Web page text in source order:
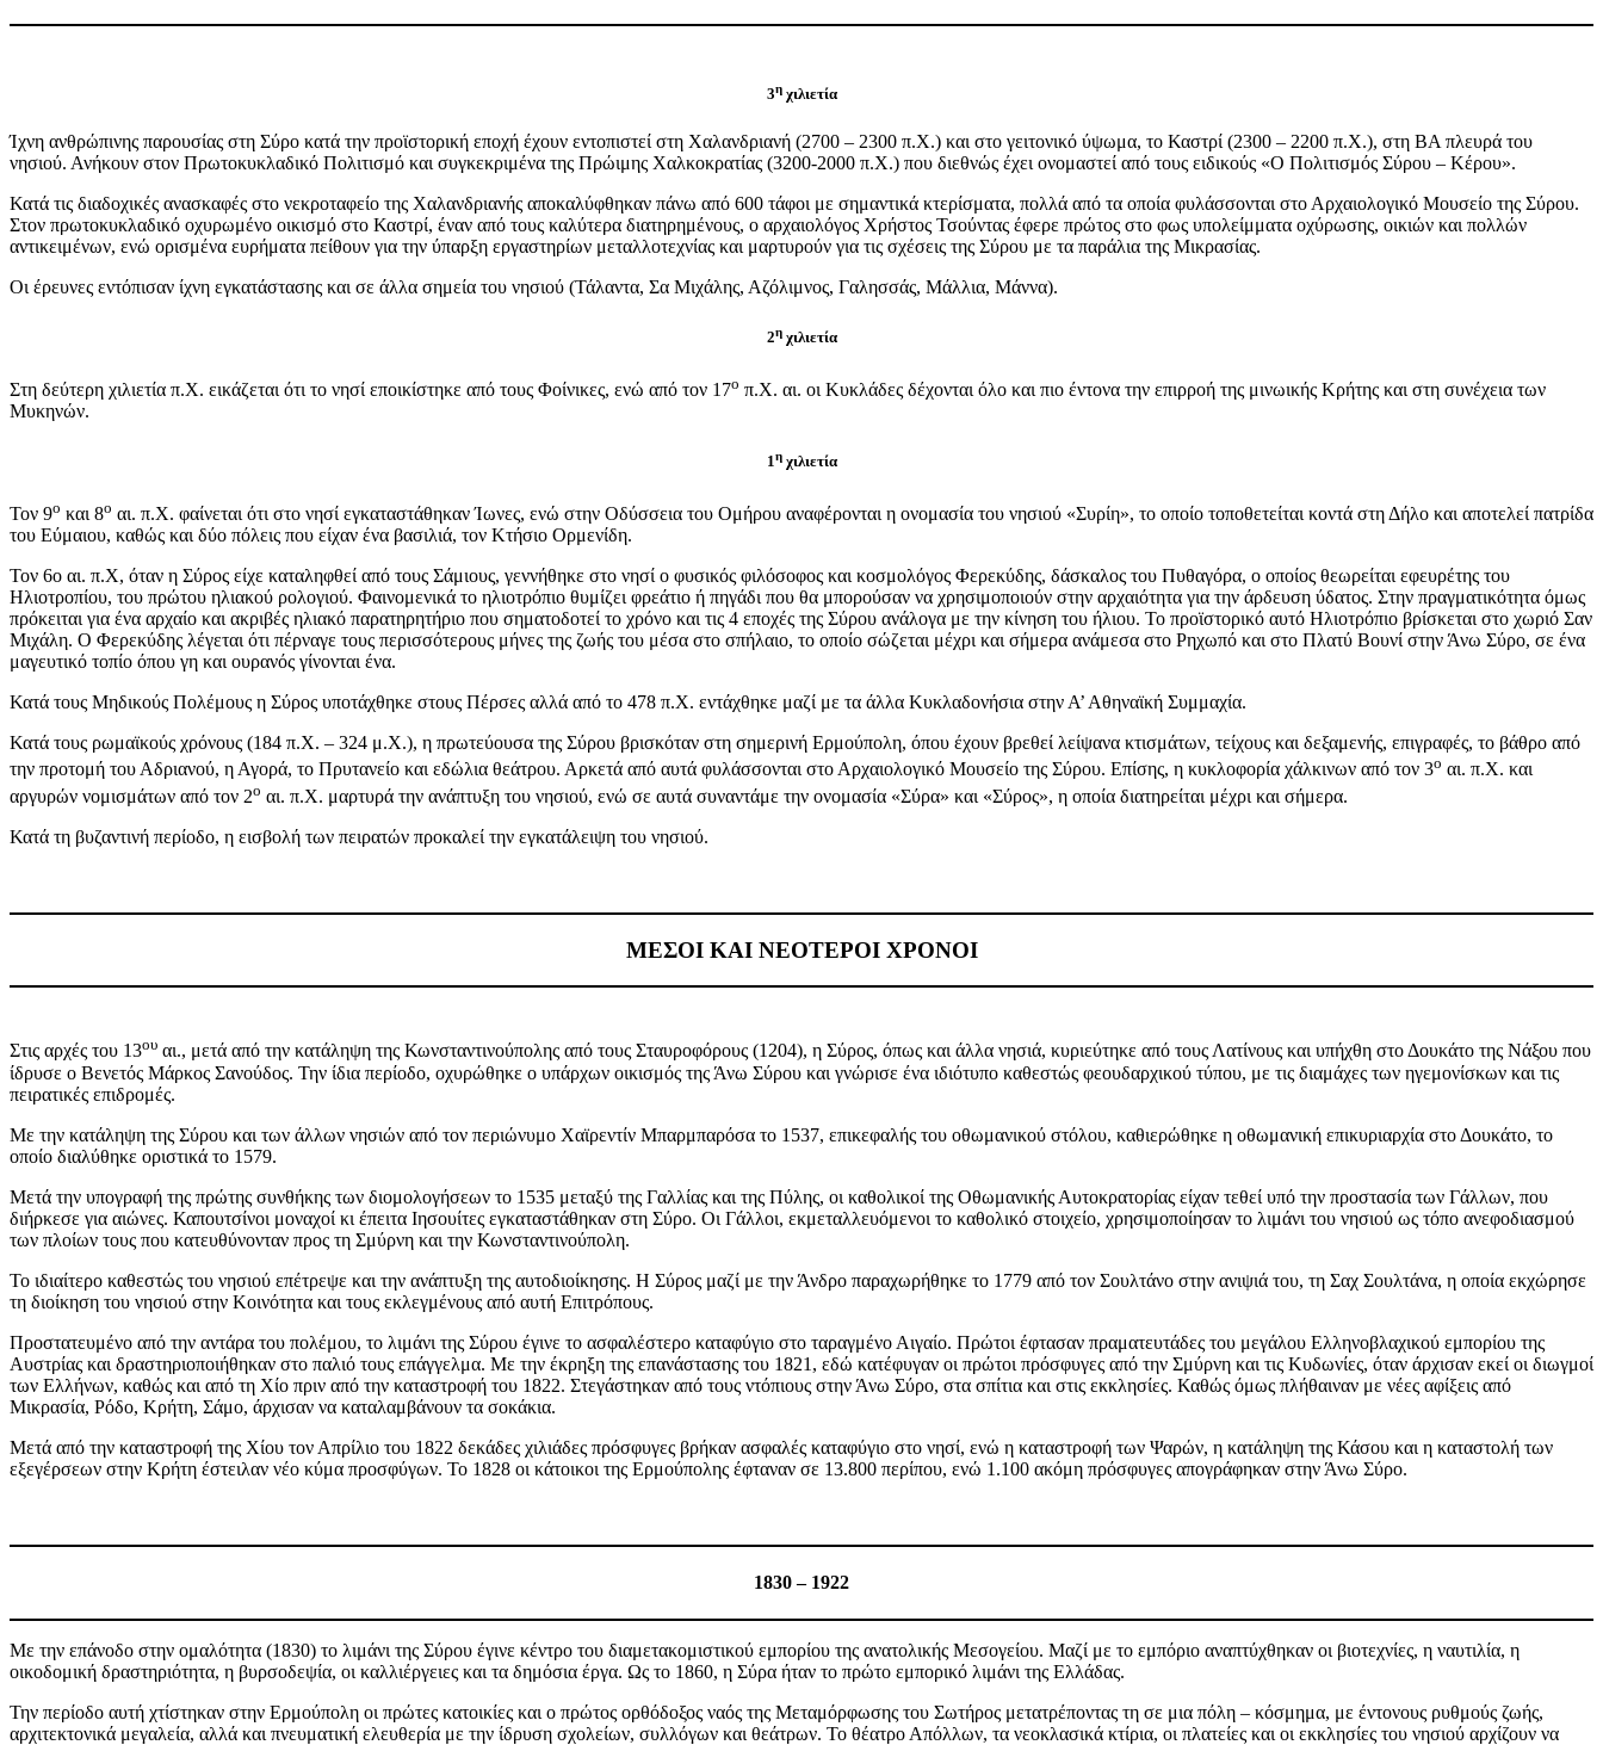
3ηχιλιετία
Ίχνη ανθρώπινης παρουσίας στη Σύρο κατά την προϊστορική εποχή έχουν εντοπιστεί στη Χαλανδριανή (2700 – 2300 π.Χ.) και στο γειτονικό ύψωμα, το Καστρί (2300 – 2200 π.Χ.), στη ΒΑ πλευρά του
νησιού. Ανήκουν στον Πρωτοκυκλαδικό Πολιτισμό και συγκεκριμένα της Πρώιμης Χαλκοκρατίας (3200-2000 π.Χ.) που διεθνώς έχει ονομαστεί από τους ειδικούς «Ο Πολιτισμός Σύρου – Κέρου».
Κατά τις διαδοχικές ανασκαφές στο νεκροταφείο της Χαλανδριανής αποκαλύφθηκαν πάνω από 600 τάφοι με σημαντικά κτερίσματα, πολλά από τα οποία φυλάσσονται στο Αρχαιολογικό Μουσείο της Σύρου.
Στον πρωτοκυκλαδικό οχυρωμένο οικισμό στο Καστρί, έναν από τους καλύτερα διατηρημένους, ο αρχαιολόγος Χρήστος Τσούντας έφερε πρώτος στο φως υπολείμματα οχύρωσης, οικιών και πολλών
αντικειμένων, ενώ ορισμένα ευρήματα πείθουν για την ύπαρξη εργαστηρίων μεταλλοτεχνίας και μαρτυρούν για τις σχέσεις της Σύρου με τα παράλια της Μικρασίας.
Οι έρευνες εντόπισαν ίχνη εγκατάστασης και σε άλλα σημεία του νησιού (Τάλαντα, Σα Μιχάλης, Αζόλιμνος, Γαλησσάς, Μάλλια, Μάννα).
2ηχιλιετία
Στη δεύτερη χιλιετία π.Χ. εικάζεται ότι το νησί εποικίστηκε από τους Φοίνικες, ενώ από τον 17ο π.Χ. αι. οι Κυκλάδες δέχονται όλο και πιο έντονα την επιρροή της μινωικής Κρήτης και στη συνέχεια των
Μυκηνών.
1ηχιλιετία
Τον 9ο και 8ο αι. π.Χ. φαίνεται ότι στο νησί εγκαταστάθηκαν Ίωνες, ενώ στην Οδύσσεια του Ομήρου αναφέρονται η ονομασία του νησιού «Συρίη», το οποίο τοποθετείται κοντά στη Δήλο και αποτελεί πατρίδα
του Εύμαιου, καθώς και δύο πόλεις που είχαν ένα βασιλιά, τον Κτήσιο Ορμενίδη.
Τον 6ο αι. π.Χ, όταν η Σύρος είχε καταληφθεί από τους Σάμιους, γεννήθηκε στο νησί ο φυσικός φιλόσοφος και κοσμολόγος Φερεκύδης, δάσκαλος του Πυθαγόρα, ο οποίος θεωρείται εφευρέτης του
Ηλιοτροπίου, του πρώτου ηλιακού ρολογιού. Φαινομενικά το ηλιοτρόπιο θυμίζει φρεάτιο ή πηγάδι που θα μπορούσαν να χρησιμοποιούν στην αρχαιότητα για την άρδευση ύδατος. Στην πραγματικότητα όμως
πρόκειται για ένα αρχαίο και ακριβές ηλιακό παρατηρητήριο που σηματοδοτεί το χρόνο και τις 4 εποχές της Σύρου ανάλογα με την κίνηση του ήλιου. Το προϊστορικό αυτό Ηλιοτρόπιο βρίσκεται στο χωριό Σαν
Μιχάλη. Ο Φερεκύδης λέγεται ότι πέρναγε τους περισσότερους μήνες της ζωής του μέσα στο σπήλαιο, το οποίο σώζεται μέχρι και σήμερα ανάμεσα στο Ρηχωπό και στο Πλατύ Βουνί στην Άνω Σύρο, σε ένα
μαγευτικό τοπίο όπου γη και ουρανός γίνονται ένα.
Κατά τους Μηδικούς Πολέμους η Σύρος υποτάχθηκε στους Πέρσες αλλά από το 478 π.Χ. εντάχθηκε μαζί με τα άλλα Κυκλαδονήσια στην Α’ Αθηναϊκή Συμμαχία.
Κατά τους ρωμαϊκούς χρόνους (184 π.Χ. – 324 μ.Χ.), η πρωτεύουσα της Σύρου βρισκόταν στη σημερινή Ερμούπολη, όπου έχουν βρεθεί λείψανα κτισμάτων, τείχους και δεξαμενής, επιγραφές, το βάθρο από
την προτομή του Αδριανού, η Αγορά, το Πρυτανείο και εδώλια θεάτρου. Αρκετά από αυτά φυλάσσονται στο Αρχαιολογικό Μουσείο της Σύρου. Επίσης, η κυκλοφορία χάλκινων από τον 3ο αι. π.Χ. και
αργυρών νομισμάτων από τον 2ο αι. π.Χ. μαρτυρά την ανάπτυξη του νησιού, ενώ σε αυτά συναντάμε την ονομασία «Σύρα» και «Σύρος», η οποία διατηρείται μέχρι και σήμερα.
Κατά τη βυζαντινή περίοδο, η εισβολή των πειρατών προκαλεί την εγκατάλειψη του νησιού.
ΜΕΣΟΙ ΚΑΙ ΝΕΟΤΕΡΟΙ ΧΡΟΝΟΙ
Στις αρχές του 13ου αι., μετά από την κατάληψη της Κωνσταντινούπολης από τους Σταυροφόρους (1204), η Σύρος, όπως και άλλα νησιά, κυριεύτηκε από τους Λατίνους και υπήχθη στο Δουκάτο της Νάξου που
ίδρυσε ο Βενετός Μάρκος Σανούδος. Την ίδια περίοδο, οχυρώθηκε ο υπάρχων οικισμός της Άνω Σύρου και γνώρισε ένα ιδιότυπο καθεστώς φεουδαρχικού τύπου, με τις διαμάχες των ηγεμονίσκων και τις
πειρατικές επιδρομές.
Με την κατάληψη της Σύρου και των άλλων νησιών από τον περιώνυμο Χαϊρεντίν Μπαρμπαρόσα το 1537, επικεφαλής του οθωμανικού στόλου, καθιερώθηκε η οθωμανική επικυριαρχία στο Δουκάτο, το
οποίο διαλύθηκε οριστικά το 1579.
Μετά την υπογραφή της πρώτης συνθήκης των διομολογήσεων το 1535 μεταξύ της Γαλλίας και της Πύλης, οι καθολικοί της Οθωμανικής Αυτοκρατορίας είχαν τεθεί υπό την προστασία των Γάλλων, που
διήρκεσε για αιώνες. Καπουτσίνοι μοναχοί κι έπειτα Ιησουίτες εγκαταστάθηκαν στη Σύρο. Οι Γάλλοι, εκμεταλλευόμενοι το καθολικό στοιχείο, χρησιμοποίησαν το λιμάνι του νησιού ως τόπο ανεφοδιασμού
των πλοίων τους που κατευθύνονταν προς τη Σμύρνη και την Κωνσταντινούπολη.
Το ιδιαίτερο καθεστώς του νησιού επέτρεψε και την ανάπτυξη της αυτοδιοίκησης. Η Σύρος μαζί με την Άνδρο παραχωρήθηκε το 1779 από τον Σουλτάνο στην ανιψιά του, τη Σαχ Σουλτάνα, η οποία εκχώρησε
τη διοίκηση του νησιού στην Κοινότητα και τους εκλεγμένους από αυτή Επιτρόπους.
Προστατευμένο από την αντάρα του πολέμου, το λιμάνι της Σύρου έγινε το ασφαλέστερο καταφύγιο στο ταραγμένο Αιγαίο. Πρώτοι έφτασαν πραματευτάδες του μεγάλου Ελληνοβλαχικού εμπορίου της
Αυστρίας και δραστηριοποιήθηκαν στο παλιό τους επάγγελμα. Με την έκρηξη της επανάστασης του 1821, εδώ κατέφυγαν οι πρώτοι πρόσφυγες από την Σμύρνη και τις Κυδωνίες, όταν άρχισαν εκεί οι διωγμοί
των Ελλήνων, καθώς και από τη Χίο πριν από την καταστροφή του 1822. Στεγάστηκαν από τους ντόπιους στην Άνω Σύρο, στα σπίτια και στις εκκλησίες. Καθώς όμως πλήθαιναν με νέες αφίξεις από
Μικρασία, Ρόδο, Κρήτη, Σάμο, άρχισαν να καταλαμβάνουν τα σοκάκια.
Μετά από την καταστροφή της Χίου τον Απρίλιο του 1822 δεκάδες χιλιάδες πρόσφυγες βρήκαν ασφαλές καταφύγιο στο νησί, ενώ η καταστροφή των Ψαρών, η κατάληψη της Κάσου και η καταστολή των
εξεγέρσεων στην Κρήτη έστειλαν νέο κύμα προσφύγων. Το 1828 οι κάτοικοι της Ερμούπολης έφταναν σε 13.800 περίπου, ενώ 1.100 ακόμη πρόσφυγες απογράφηκαν στην Άνω Σύρο.
1830 – 1922
Με την επάνοδο στην ομαλότητα (1830) το λιμάνι της Σύρου έγινε κέντρο του διαμετακομιστικού εμπορίου της ανατολικής Μεσογείου. Μαζί με το εμπόριο αναπτύχθηκαν οι βιοτεχνίες, η ναυτιλία, η
οικοδομική δραστηριότητα, η βυρσοδεψία, οι καλλιέργειες και τα δημόσια έργα. Ως το 1860, η Σύρα ήταν το πρώτο εμπορικό λιμάνι της Ελλάδας.
Την περίοδο αυτή χτίστηκαν στην Ερμούπολη οι πρώτες κατοικίες και ο πρώτος ορθόδοξος ναός της Μεταμόρφωσης του Σωτήρος μετατρέποντας τη σε μια πόλη – κόσμημα, με έντονους ρυθμούς ζωής,
αρχιτεκτονικά μεγαλεία, αλλά και πνευματική ελευθερία με την ίδρυση σχολείων, συλλόγων και θεάτρων. Το θέατρο Απόλλων, τα νεοκλασικά κτίρια, οι πλατείες και οι εκκλησίες του νησιού αρχίζουν να